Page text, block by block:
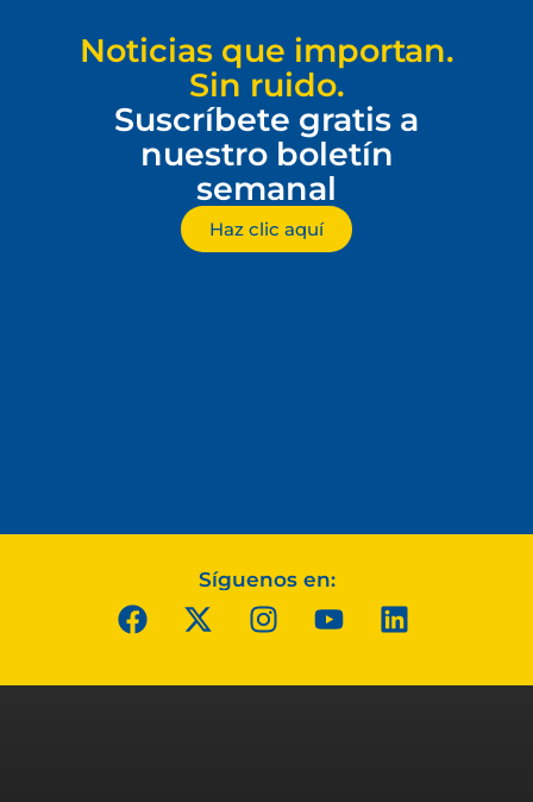
Noticias que importan.
Sin ruido.
Suscríbete gratis a
nuestro boletín
semanal
Haz clic aquí
Síguenos en: